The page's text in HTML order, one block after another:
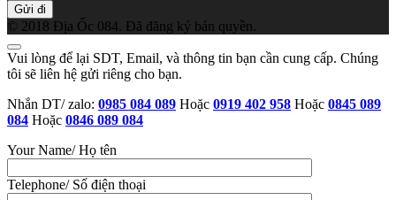
© 2018 Địa Ốc 084. Đã đăng ký bản quyền.
Vui lòng để lại SDT, Email, và thông tin bạn cần cung cấp. Chúng
tôi sẽ liên hệ gửi riêng cho bạn.
Nhắn DT/ zalo: 0985 084 089 Hoặc 0919 402 958 Hoặc 0845 089
084 Hoặc 0846 089 084
Your Name/ Họ tên
Telephone/ Số điện thoại